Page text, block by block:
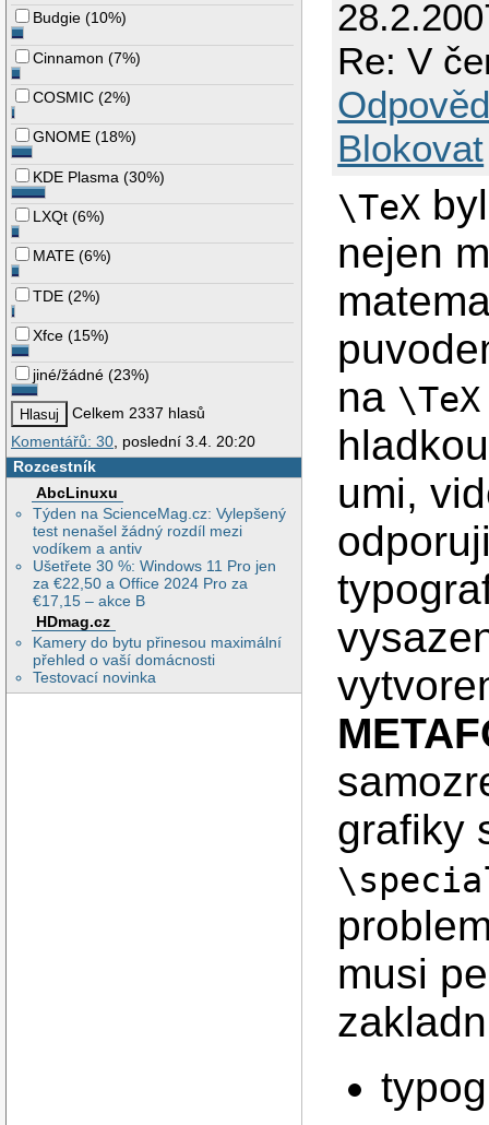
Budgie (10%)
Cinnamon (7%)
COSMIC (2%)
GNOME (18%)
KDE Plasma (30%)
LXQt (6%)
MATE (6%)
TDE (2%)
Xfce (15%)
jiné/žádné (23%)
Celkem 2337 hlasů
Komentářů: 30 , poslední 3.4. 20:20
Rozcestník
AbcLinuxu
Týden na ScienceMag.cz: Vylepšený
test nenašel žádný rozdíl mezi
vodíkem a antiv
Ušetřete 30 %: Windows 11 Pro jen
za €22,50 a Office 2024 Pro za
€17,15 – akce B
HDmag.cz
Kamery do bytu přinesou maximální
přehled o vaší domácnosti
Testovací novinka
Re: V
Blokovat
\TeX
nejen
na
umi,
grafiky
musi